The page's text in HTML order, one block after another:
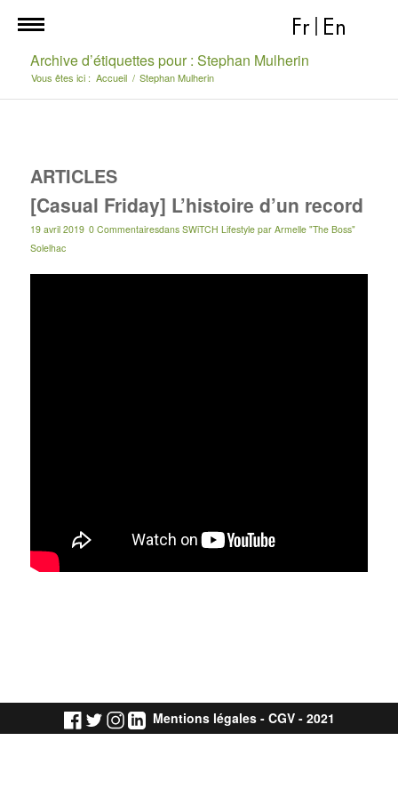
Fr En
Archive d’étiquettes pour : Stephan Mulherin
Vous êtes ici : Accueil / Stephan Mulherin
ARTICLES
[Casual Friday] L’histoire d’un record
19 avril 2019 0 Commentairesdans SWiTCH Lifestyle par Armelle "The Boss"
Solelhac
Mentions légales- CGV- 2021